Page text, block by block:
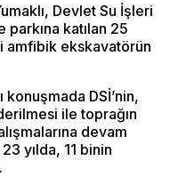
Devlet Su İşleri
katılan 25
ekskavatörün
konuşmada DSİ’nin,
ile toprağın
devam
yılda, 11 binin